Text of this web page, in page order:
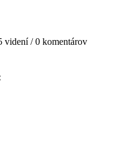
videní / 0 komentárov